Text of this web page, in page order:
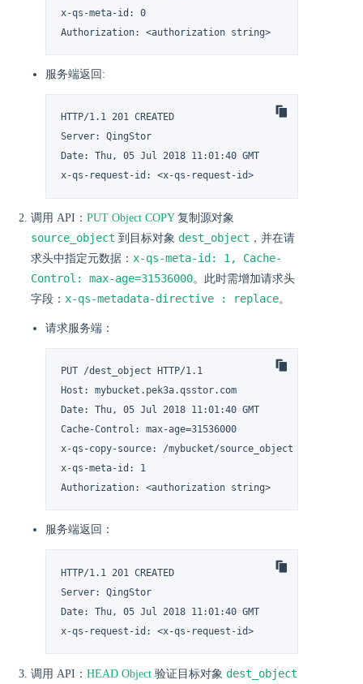
x-qs-meta-id: 0
Authorization: <authorization string>
服务端返回:
HTTP/1.1 201 CREATED
Server: QingStor
Date: Thu, 05 Jul 2018 11:01:40 GMT
x-qs-request-id: <x-qs-request-id>
调用 API： PUT Object COPY复制源对象
source_object 到目标对象 dest_object ，并在请
求头中指定元数据： x-qs-meta-id: 1, Cache-
Control: max-age=31536000。此时需增加请求头
字段： x-qs-metadata-directive : replace。
请求服务端：
PUT /dest_object HTTP/1.1
Host: mybucket.pek3a.qsstor.com
Date: Thu, 05 Jul 2018 11:01:40 GMT
Cache-Control: max-age=31536000
x-qs-copy-source: /mybucket/source_object
x-qs-meta-id: 1
Authorization: <authorization string>
服务端返回：
HTTP/1.1 201 CREATED
Server: QingStor
Date: Thu, 05 Jul 2018 11:01:40 GMT
x-qs-request-id: <x-qs-request-id>
调用 API： HEAD Object 验证目标对象 dest_object